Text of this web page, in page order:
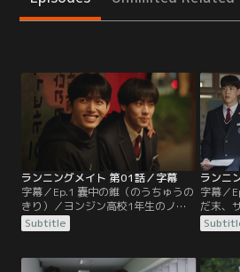
ランニングメイト 第01話／字幕
字幕／Ep.1 嚢中の錐（のうちゅうの
きり）／ヨンジン高校1年生のノ・
セフンは、合唱部部長ヤン・ウォン
デから生徒会への立候補を持ちかけ
に校内の笑い者となっていたセフン
Subtitle
ランニ
字幕／
だ末、
トとな
となっ
営は新